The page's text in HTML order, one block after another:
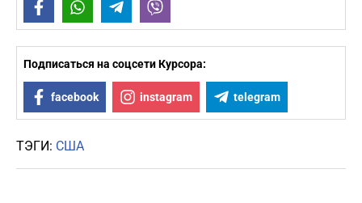
FacebookWhatsAppTelegram
Подписаться на соцсети Курсора:
facebook instagram telegram
ТЭГИ: США